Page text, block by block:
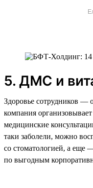
5. ДМС и
Здоровье сотрудников —
компания
медицинские
таки заболели, можно
со стоматологией, а еще
по выгодным